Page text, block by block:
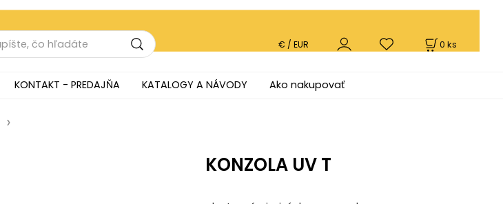
0 ks
€ / EUR
KONTAKT - PREDAJŇA KATALOGY A NÁVODY Ako nakupovať
KONZOLA UV T